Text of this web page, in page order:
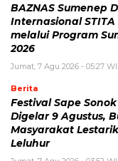
BAZNAS Sumenep
Internasional
melalui Program
2026
Jumat, 7 Agu 2026 - 05:27
Berita
Festival Sape
Digelar 9 Agustus,
Masyarakat
Leluhur